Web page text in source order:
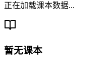
正在加载课本数据...
暂无课本